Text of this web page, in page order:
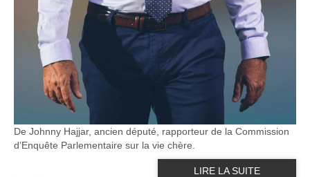
De Johnny Hajjar, ancien député, rapporteur de la Commission
d’Enquête Parlementaire sur la vie chère.
LIRE LA SUITE